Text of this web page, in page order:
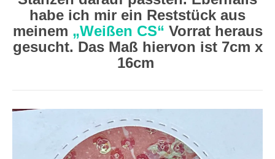
habe ich mir ein Reststück aus
meinem „Weißen CS“ Vorrat heraus
gesucht. Das Maß hiervon ist 7cm x
16cm